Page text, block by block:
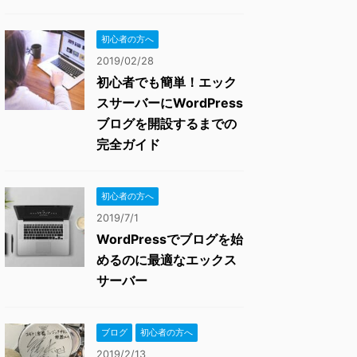
初心者の方へ
2019/02/28
初心者でも簡単！エック
スサーバーにWordPress
ブログを開設するまでの
完全ガイド
初心者の方へ
2019/7/1
WordPressでブログを始
めるのに最適なエックス
サーバー
ブログ 初心者の方へ
2019/2/13